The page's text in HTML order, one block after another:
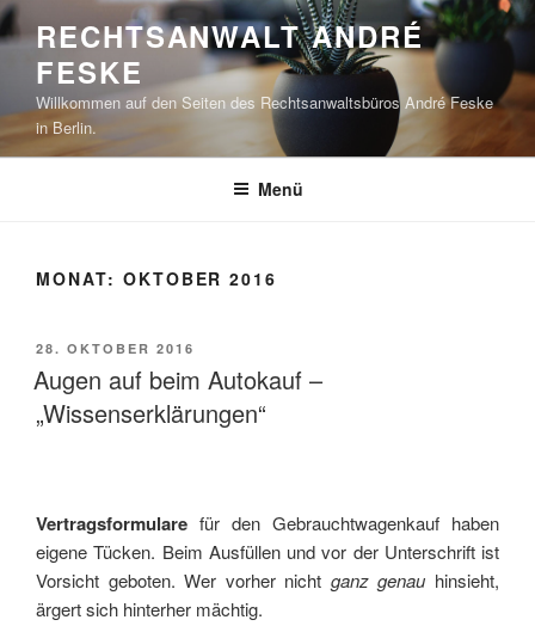
Zum
Inhalt
springen
RECHTSANWALT ANDRÉ
FESKE
Willkommen auf den Seiten des Rechtsanwaltsbüros André Feske
in Berlin.
Menü
MONAT: OKTOBER 2016
VERÖFFENTLICHT
AM
28. OKTOBER 2016
Augen auf beim Autokauf –
„Wissenserklärungen“
Vertragsformulare für den Gebrauchtwagenkauf haben
eigene Tücken. Beim Ausfüllen und vor der Unterschrift ist
Vorsicht geboten. Wer vorher nicht ganz genau hinsieht,
ärgert sich hinterher mächtig.